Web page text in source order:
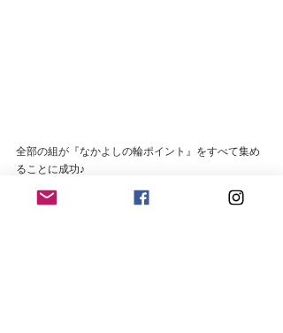
全部の組が『なかよしの輪ポイント』をすべて集め
ることに成功♪
閉会セレモニーではみんなで祝声を送り合いまし
た。